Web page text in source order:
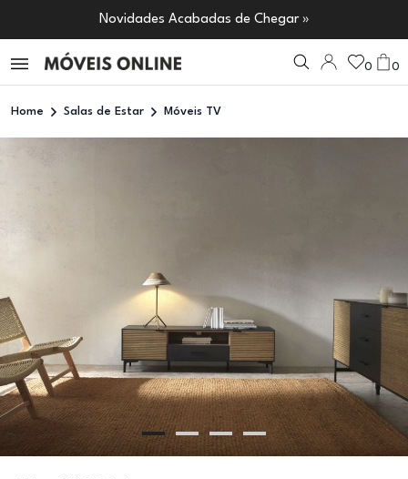
Novidades Acabadas de Chegar »
0 0
Home Salas de Estar Móveis TV